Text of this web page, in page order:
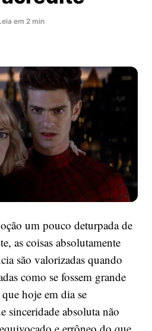
about
pior
segredo
não
é
que
machuca,
em 2 min
um pouco deturpada de
as coisas absolutamente
são valorizadas quando
como se fossem grande
hoje em dia se
sinceridade absoluta não